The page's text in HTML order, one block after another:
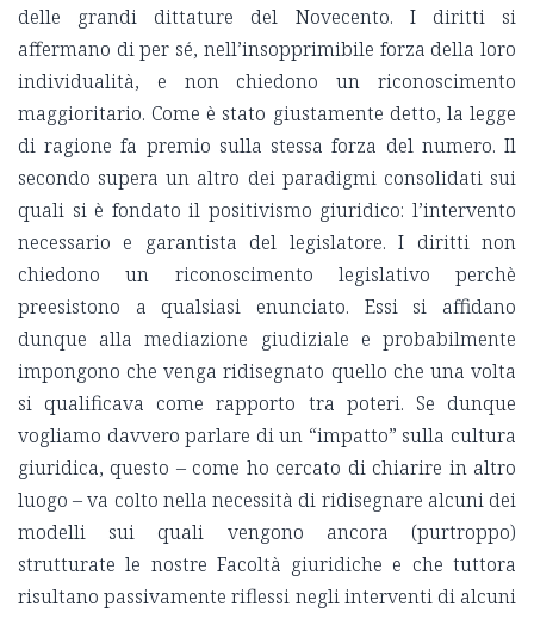
delle grandi dittature del Novecento. I diritti si
affermano di per sé, nell’insopprimibile forza della loro
individualità, e non chiedono un riconoscimento
maggioritario. Come è stato giustamente detto, la legge
di ragione fa premio sulla stessa forza del numero. Il
secondo supera un altro dei paradigmi consolidati sui
quali si è fondato il positivismo giuridico: l’intervento
necessario e garantista del legislatore. I diritti non
chiedono un riconoscimento legislativo perchè
preesistono a qualsiasi enunciato. Essi si affidano
dunque alla mediazione giudiziale e probabilmente
impongono che venga ridisegnato quello che una volta
si qualificava come rapporto tra poteri. Se dunque
vogliamo davvero parlare di un “impatto” sulla cultura
giuridica, questo – come ho cercato di chiarire in altro
luogo – va colto nella necessità di ridisegnare alcuni dei
modelli sui quali vengono ancora (purtroppo)
strutturate le nostre Facoltà giuridiche e che tuttora
risultano passivamente riflessi negli interventi di alcuni